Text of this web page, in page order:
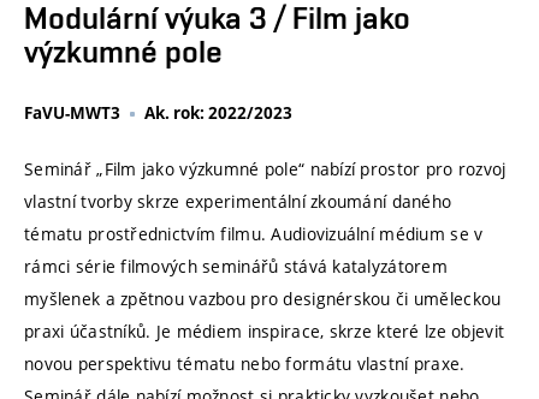
Modulární výuka 3 / Film jako
výzkumné pole
FaVU-MWT3 Ak. rok: 2022/2023
Seminář „Film jako výzkumné pole“ nabízí prostor pro rozvoj
vlastní tvorby skrze experimentální zkoumání daného
tématu prostřednictvím filmu. Audiovizuální médium se v
rámci série filmových seminářů stává katalyzátorem
myšlenek a zpětnou vazbou pro designérskou či uměleckou
praxi účastníků. Je médiem inspirace, skrze které lze objevit
novou perspektivu tématu nebo formátu vlastní praxe.